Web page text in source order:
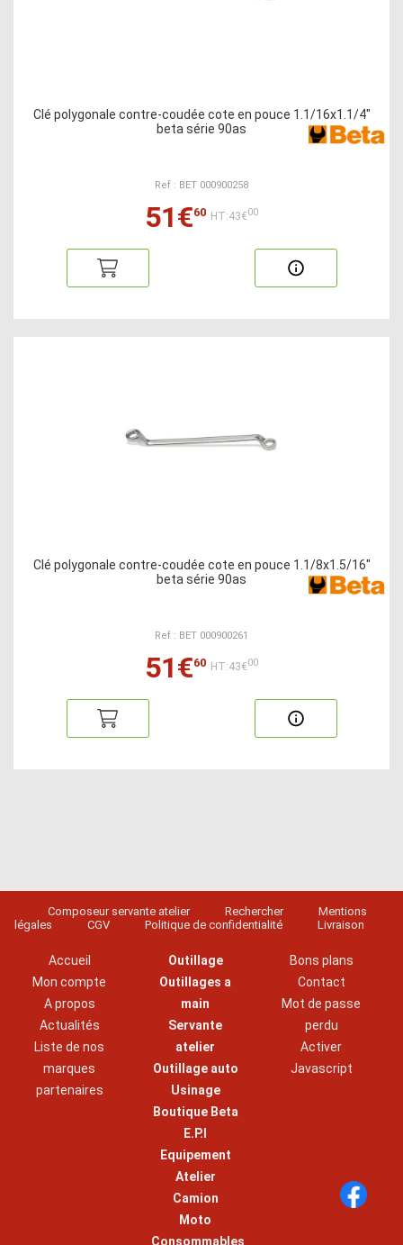
Clé polygonale contre-coudée cote en pouce 1.1/16x1.1/4"
beta série 90as
Ref : BET 000900258
51€60 HT:43€00
Clé polygonale contre-coudée cote en pouce 1.1/8x1.5/16"
beta série 90as
Ref : BET 000900261
51€60 HT:43€00
Composeur servante atelier Rechercher
Mentions
légales
CGV Politique de confidentialité Livraison
Accueil
Mon compte
A propos
Actualités
Liste de nos
marques
partenaires
Outillage
Outillages a
main
Servante
atelier
Outillage auto
Usinage
Boutique Beta
E.P.I
Equipement
Atelier
Camion
Moto
Consommables
Bons plans
Contact
Mot de passe
perdu
Activer
Javascript